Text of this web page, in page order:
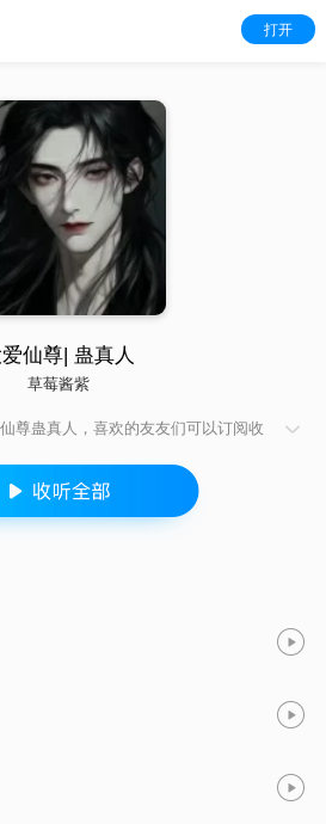
打开
仙尊| 蛊真人
草莓酱紫
尊蛊真人，喜欢的友友们可以订阅收